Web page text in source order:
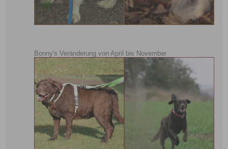
Bonny's Veränderung von April bis November